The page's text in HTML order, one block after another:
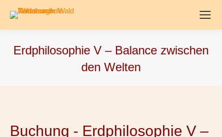
Erdphilosophie V – Balance zwischen
den Welten
Buchung - Erdphilosophie V –